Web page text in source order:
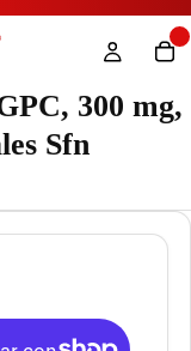
300 mg,
Sfn